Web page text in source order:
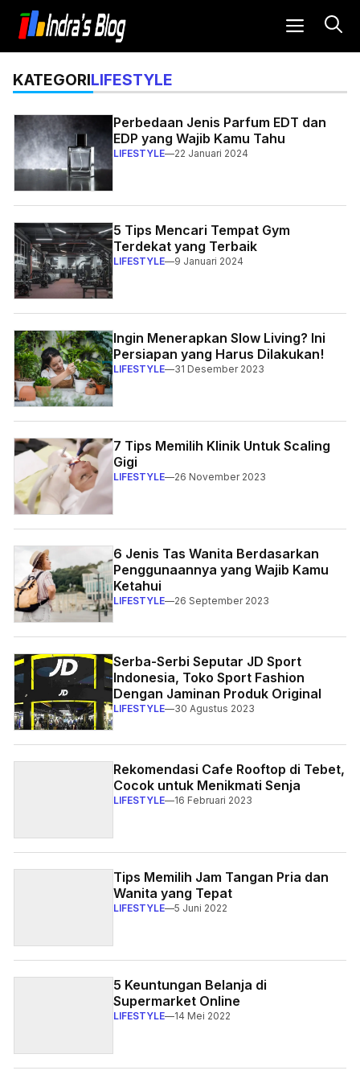
Langsung
isi
MENU
KATEGORILIFESTYLE
Perbedaan Jenis Parfum EDT dan
EDP yang Wajib Kamu Tahu
LIFESTYLE—22 Januari 2024
5 Tips Mencari Tempat Gym
Terdekat yang Terbaik
LIFESTYLE—9 Januari 2024
Ingin Menerapkan Slow Living? Ini
Persiapan yang Harus Dilakukan!
LIFESTYLE—31 Desember 2023
7 Tips Memilih Klinik Untuk Scaling
Gigi
LIFESTYLE—26 November 2023
6 Jenis Tas Wanita Berdasarkan
Penggunaannya yang Wajib Kamu
Ketahui
LIFESTYLE—26 September 2023
Serba-Serbi Seputar JD Sport
Indonesia, Toko Sport Fashion
Dengan Jaminan Produk Original
LIFESTYLE—30 Agustus 2023
Rekomendasi Cafe Rooftop di Tebet,
Cocok untuk Menikmati Senja
LIFESTYLE—16 Februari 2023
Tips Memilih Jam Tangan Pria dan
Wanita yang Tepat
LIFESTYLE—5 Juni 2022
5 Keuntungan Belanja di
Supermarket Online
LIFESTYLE—14 Mei 2022